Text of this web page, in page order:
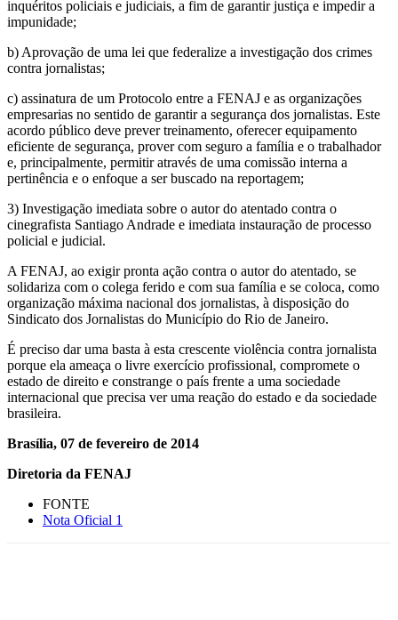
inquéritos policiais e judiciais, a fim de garantir justiça e impedir a
impunidade;
b) Aprovação de uma lei que federalize a investigação dos crimes
contra jornalistas;
c) assinatura de um Protocolo entre a FENAJ e as organizações
empresarias no sentido de garantir a segurança dos jornalistas. Este
acordo público deve prever treinamento, oferecer equipamento
eficiente de segurança, prover com seguro a família e o trabalhador
e, principalmente, permitir através de uma comissão interna a
pertinência e o enfoque a ser buscado na reportagem;
3) Investigação imediata sobre o autor do atentado contra o
cinegrafista Santiago Andrade e imediata instauração de processo
policial e judicial.
A FENAJ, ao exigir pronta ação contra o autor do atentado, se
solidariza com o colega ferido e com sua família e se coloca, como
organização máxima nacional dos jornalistas, à disposição do
Sindicato dos Jornalistas do Município do Rio de Janeiro.
É preciso dar uma basta à esta crescente violência contra jornalista
porque ela ameaça o livre exercício profissional, compromete o
estado de direito e constrange o país frente a uma sociedade
internacional que precisa ver uma reação do estado e da sociedade
brasileira.
Brasília, 07 de fevereiro de 2014
Diretoria da FENAJ
FONTE
Nota Oficial 1